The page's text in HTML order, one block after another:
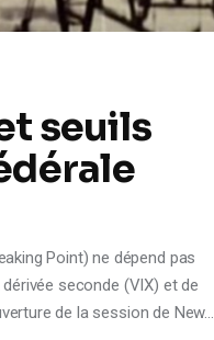
seuils
Point) ne dépend pas
seconde (VIX) et de
de la session de New…